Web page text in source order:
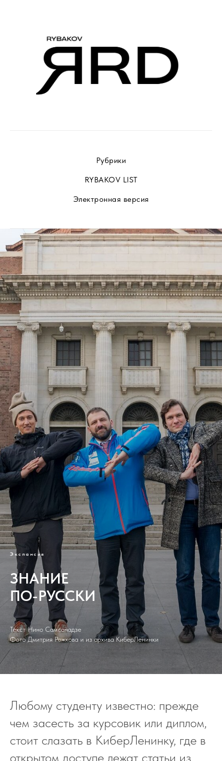
Рубрики
RYBAKOV LIST
Электронная версия
Экспансия
ЗНАНИЕ
ПО-РУССКИ
Текст Нино Самсонадзе
Фото Дмитрия Рожкова и из архива КиберЛенинки
Любому студенту известно: прежде
чем засесть за курсовик или диплом,
стоит слазать в КиберЛенинку, где в
открытом доступе лежат статьи из